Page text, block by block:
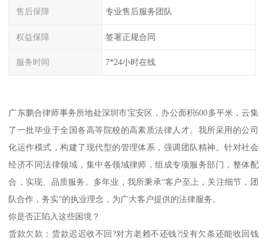
售后保障 专业售后服务团队
权益保障 签署正规合同
服务时间 7*24小时在线
广东鹏合律师事务所地处深圳市宝安区，办公面积600多平米，云集
了一批毕业于全国各高等院校的高素质法律人才。我所采用的公司
化运作模式，构建了现代型的管理体系，强调团队精神。针对社会
经济不同法律领域，集中各领域律师，组成专项服务部门，整体配
合，实现、品质服务。多年业，我所秉承“客户至上，关注细节，团
队合作，务实”的执业理念，为广大客户提供的法律服务。
你是否正陷入这些困境？
货款欠款：货款迟迟收不回?对方老赖不还钱?没有欠条还能收回钱